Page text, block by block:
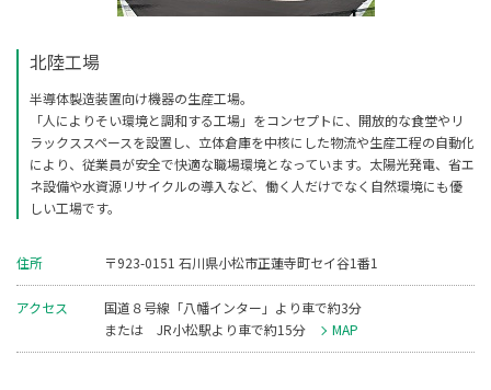
北陸工場
半導体製造装置向け機器の生産工場。
「人によりそい環境と調和する工場」をコンセプトに、開放的な食堂やリ
ラックススペースを設置し、立体倉庫を中核にした物流や生産工程の自動化
により、従業員が安全で快適な職場環境となっています。太陽光発電、省エ
ネ設備や水資源リサイクルの導入など、働く人だけでなく自然環境にも優
しい工場です。
住所 〒923-0151 石川県小松市正蓮寺町セイ谷1番1
アクセス
国道８号線「八幡インター」より車で約3分
または JR小松駅より車で約15分
MAP